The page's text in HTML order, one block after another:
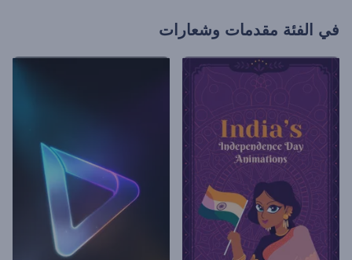
في الفئة مقدمات وشعارات